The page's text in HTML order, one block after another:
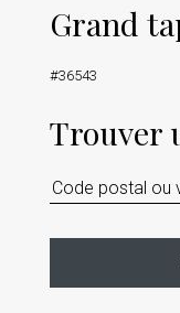
Grand
#36543
Trouver